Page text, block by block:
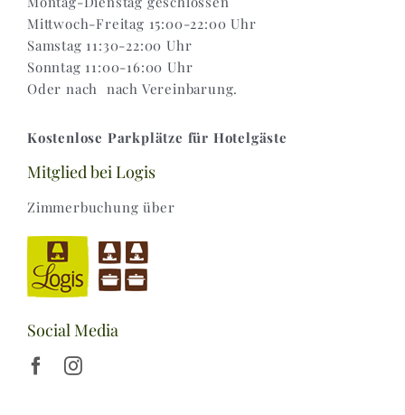
Mittwoch-Freitag 15:00-22:00 Uhr
Samstag 11:30-22:00 Uhr
Sonntag 11:00-16:00 Uhr
Oder nach nach Vereinbarung.
Kostenlose Parkplätze für Hotelgäste
Mitglied bei Logis
Zimmerbuchung über
Social Media